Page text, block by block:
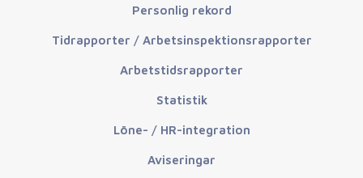
Personlig rekord
Tidrapporter / Arbetsinspektionsrapporter
Arbetstidsrapporter
Statistik
Löne- / HR-integration
Aviseringar